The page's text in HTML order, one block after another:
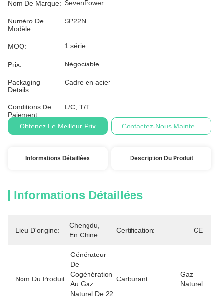
Nom De Marque: SevenPower
Numéro De
Modèle:
SP22N
MOQ: 1 série
Prix: Négociable
Packaging
Details:
Cadre en acier
Conditions De
Paiement:
L/C, T/T
Obtenez Le Meilleur Prix Contactez-Nous Maintenant
Informations Détaillées Description Du Produit
Informations Détaillées
Lieu D'origine:
Chengdu,
En Chine
Certification: CE
Nom Du Produit:
Générateur
De
Cogénération
Au Gaz
Naturel De 22
Carburant:
Gaz
Naturel